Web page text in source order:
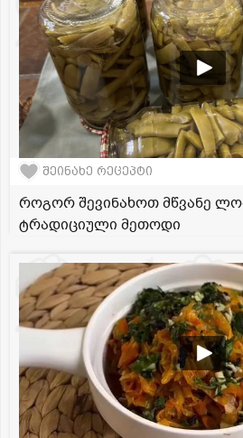
შეინახე რეცეპტი
როგორ შევინახოთ მწვანე
ტრადიციული მეთოდი